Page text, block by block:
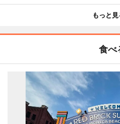
もっと見
食べ